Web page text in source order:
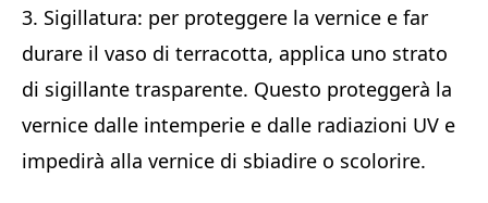
3. Sigillatura: per proteggere la vernice e far
durare il vaso di terracotta, applica uno strato
di sigillante trasparente. Questo proteggerà la
vernice dalle intemperie e dalle radiazioni UV e
impedirà alla vernice di sbiadire o scolorire.